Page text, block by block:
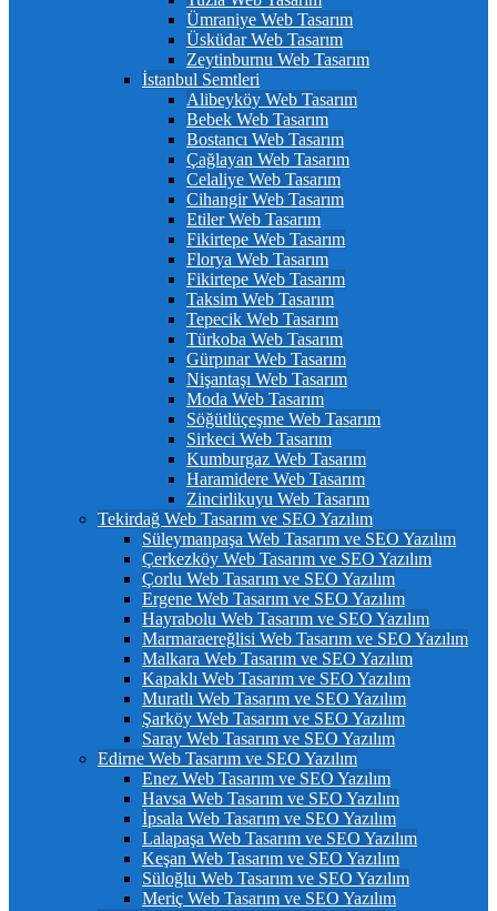
Ümraniye Web Tasarım
Üsküdar Web Tasarım
Zeytinburnu Web Tasarım
İstanbul Semtleri
Alibeyköy Web Tasarım
Bebek Web Tasarım
Bostancı Web Tasarım
Çağlayan Web Tasarım
Celaliye Web Tasarım
Cihangir Web Tasarım
Etiler Web Tasarım
Fikirtepe Web Tasarım
Florya Web Tasarım
Fikirtepe Web Tasarım
Taksim Web Tasarım
Tepecik Web Tasarım
Türkoba Web Tasarım
Gürpınar Web Tasarım
Nişantaşı Web Tasarım
Moda Web Tasarım
Söğütlüçeşme Web Tasarım
Sirkeci Web Tasarım
Kumburgaz Web Tasarım
Haramidere Web Tasarım
Zincirlikuyu Web Tasarım
Tekirdağ Web Tasarım ve SEO Yazılım
Süleymanpaşa Web Tasarım ve SEO Yazılım
Çerkezköy Web Tasarım ve SEO Yazılım
Çorlu Web Tasarım ve SEO Yazılım
Ergene Web Tasarım ve SEO Yazılım
Hayrabolu Web Tasarım ve SEO Yazılım
Marmaraereğlisi Web Tasarım ve SEO Yazılım
Malkara Web Tasarım ve SEO Yazılım
Kapaklı Web Tasarım ve SEO Yazılım
Muratlı Web Tasarım ve SEO Yazılım
Şarköy Web Tasarım ve SEO Yazılım
Saray Web Tasarım ve SEO Yazılım
Edirne Web Tasarım ve SEO Yazılım
Enez Web Tasarım ve SEO Yazılım
Havsa Web Tasarım ve SEO Yazılım
İpsala Web Tasarım ve SEO Yazılım
Lalapaşa Web Tasarım ve SEO Yazılım
Keşan Web Tasarım ve SEO Yazılım
Süloğlu Web Tasarım ve SEO Yazılım
Meriç Web Tasarım ve SEO Yazılım